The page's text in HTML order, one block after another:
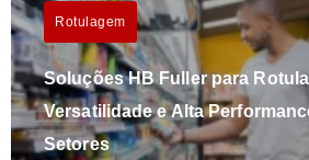
Rotulagem
Soluções HB Fuller para
Versatilidade e Alta
Setores